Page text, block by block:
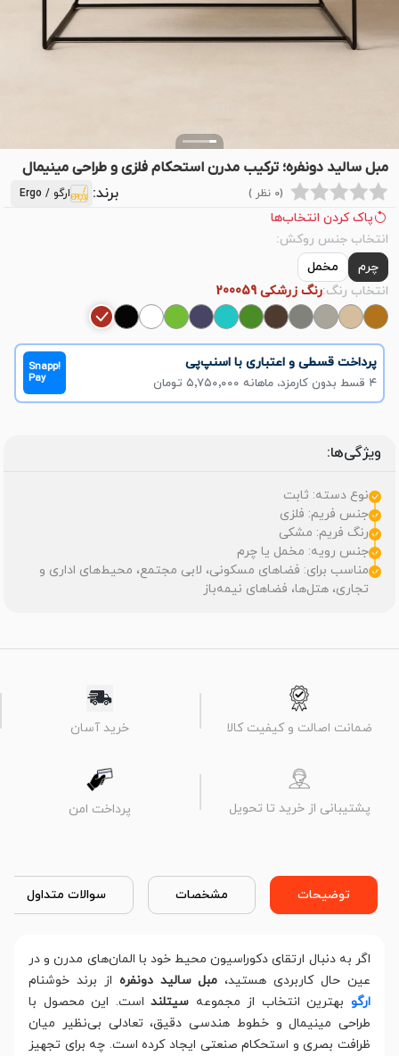
مبل سالید دونفره؛ ترکیب مدرن استحکام فلزی و طراحی مینیمال
(0 نظر ) برند: ارگو / Ergo
پاک کردن انتخاب‌ها
انتخاب جنس روکش:
چرم
مخمل
انتخاب رنگ:رنگ زرشکی 200059
پرداخت قسطی و اعتباری با اسنپ‌پی
۴ قسط بدون کارمزد، ماهانه ۵٬۷۵۰٬۰۰۰ تومان
Snapp!
Pay
ویژگی‌ها:
نوع دسته: ثابت
جنس فریم: فلزی
رنگ فریم: مشکی
جنس رویه: مخمل یا چرم
مناسب برای: فضاهای مسکونی، لابی مجتمع، محیط‌های اداری و
تجاری، هتل‌ها، فضاهای نیمه‌باز
ضمانت اصالت و کیفیت کالا خرید آسان
پشتیبانی از خرید تا تحویل پرداخت امن
توضیحات مشخصات سوالات متداول
اگر به دنبال ارتقای دکوراسیون محیط خود با المان‌های مدرن و در
عین حال کاربردی هستید، مبل سالید دونفره از برند خوشنام
ارگو بهترین انتخاب از مجموعه سیتلنداست. این محصول با
طراحی مینیمال و خطوط هندسی دقیق، تعادلی بی‌نظیر میان
ظرافت بصری و استحکام صنعتی ایجاد کرده است. چه برای تجهیز